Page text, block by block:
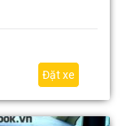
Đặt xe